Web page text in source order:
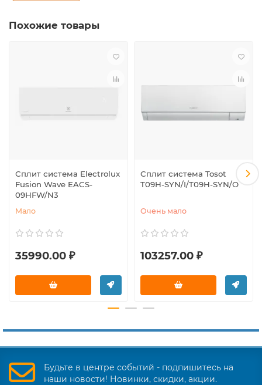
Похожие товары
Сплит система Electrolux
Fusion Wave EACS-
09HFW/N3
Мало
35990.00 ₽
Сплит система Tosot
T09H-SYN/I/T09H-SYN/O
Очень мало
103257.00 ₽
Будьте в центре событий - подпишитесь на
наши новости! Новинки, скидки, акции.